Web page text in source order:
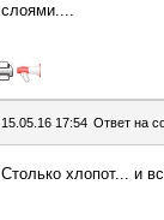
слоями....
15.05.16 17:54 Ответ на
Столько хлопот... и